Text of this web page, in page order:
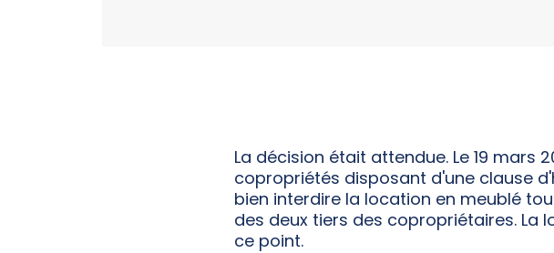
La décision était attendue. Le 19 mars
copropriétés disposant d'une clause
bien interdire la location en meublé
des deux tiers des copropriétaires. La
ce point.